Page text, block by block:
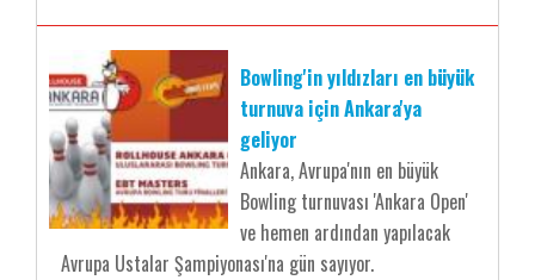
Bowling'in yıldızları en büyük
turnuva için Ankara'ya
geliyor
Ankara, Avrupa'nın en büyük
Bowling turnuvası 'Ankara Open'
ve hemen ardından yapılacak
Avrupa Ustalar Şampiyonası'na gün sayıyor.